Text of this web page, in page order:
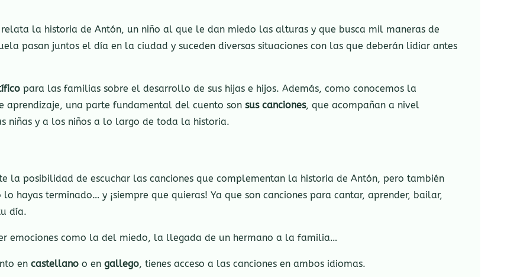
relata la historia de Antón, un niño al que le dan miedo las alturas y que busca mil maneras de
pasan juntos el día en la ciudad y suceden diversas situaciones con las que deberán lidiar antes
para las familias sobre el desarrollo de sus hijas e hijos. Además, como conocemos la
aprendizaje, una parte fundamental del cuento son sus canciones, que acompañan a nivel
niñas y a los niños a lo largo de toda la historia.
la posibilidad de escuchar las canciones que complementan la historia de Antón, pero también
hayas terminado… y ¡siempre que quieras! Ya que son canciones para cantar, aprender, bailar,
día.
emociones como la del miedo, la llegada de un hermano a la familia…
en castellano o en gallego, tienes acceso a las canciones en ambos idiomas.